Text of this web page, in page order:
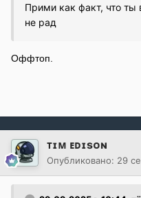
Прими как факт, что ты
не рад
Оффтоп.
ᴛɪᴍ ᴇᴅɪsᴏɴ
Опубликовано: 29